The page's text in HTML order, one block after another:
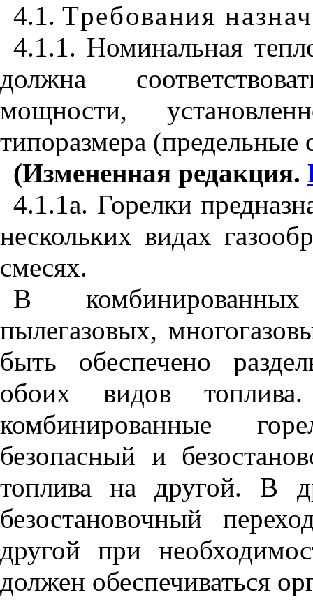
4.1. Требования
4.1.1. Номинальная
должна
мощности,
типоразмера
(Измененная редакция.
4.1.1а. Горелки
нескольких видах
смесях.
В
пылегазовых,
быть обеспечено
обоих видов
комбинированные
безопасный и
топлива на другой. В
безостановочный
другой при
должен обеспечиваться